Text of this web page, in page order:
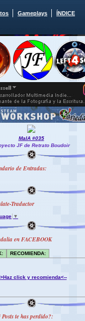
Gameplays
ÍNDICE
MaIA #035
JF de Retrato Boudoir
de Entradas:
Traductor
▼
en FACEBOOK
RECOMIENDA:
click y recomienda<--
Posts te has perdido?: